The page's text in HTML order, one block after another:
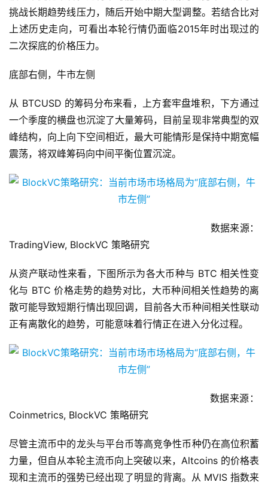
波动率变化来看，比特币可能在箱体震荡的走势中继续向上
挑战长期趋势线压力，随后开始中期大型调整。若结合比对
上述历史走向，可看出本轮行情仍面临2015年时出现过的
从 BTCUSD 的筹码分布来看，上方套牢盘堆积，下方通过
一个季度的横盘也沉淀了大量筹码，目前呈现非常典型的双
峰结构，向上向下空间相近，最大可能情形是保持中期宽幅
数据来源：
从资产联动性来看，下图所示为各大币种与 BTC 相关性变
化与 BTC 价格走势的趋势对比，大币种间相关性趋势的离
散可能导致短期行情出现回调，目前各大币种间相关性联动
数据来源：
尽管主流币中的龙头与平台币等高竞争性币种仍在高位积蓄
力量，但自从本轮主流币向上突破以来，Altcoins 的价格表